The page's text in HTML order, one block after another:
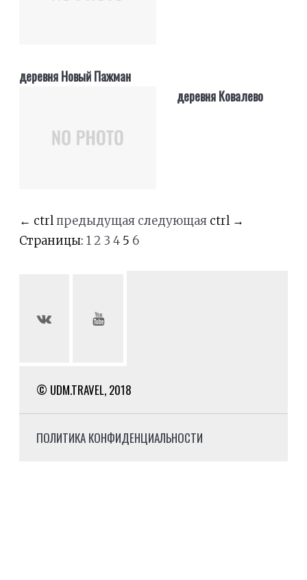
деревня Новый Пажман
деревня Ковалево
← ctrlпредыдущая следующая ctrl →
Страницы: 12 3 4 5 6
© UDM.TRAVEL, 2018
ПОЛИТИКА КОНФИДЕНЦИАЛЬНОСТИ